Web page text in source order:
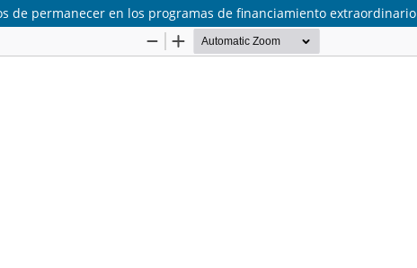
de permanecer en los programas de financiamiento extraordinario